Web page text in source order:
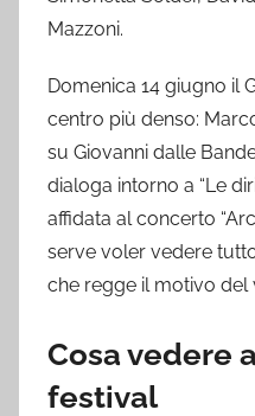
Mazzoni.
Domenica 14 giugno il
centro più denso:
su Giovanni dalle
dialoga intorno a “Le
affidata al concerto
serve voler vedere
che regge il motivo del
Cosa vedere
festival